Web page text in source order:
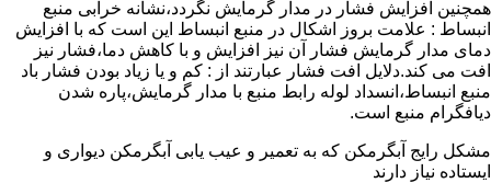
همچنین افزایش فشار در مدار گرمایش نگردد،نشانه خرابی منبع
انبساط : علامت بروز اشکال در منبع انبساط این است که با افزایش
دمای مدار گرمایش فشار آن نیز افزایش و با کاهش دما،فشار نیز
افت می کند.دلایل افت فشار عبارتند از : کم و یا زیاد بودن فشار باد
منبع انبساط،انسداد لوله رابط منبع با مدار گرمایش،پاره شدن
دیافگرام منبع است.
مشکل رایج آبگرمکن که به تعمیر و عیب یابی آبگرمکن دیواری و
ایستاده نیاز دارند